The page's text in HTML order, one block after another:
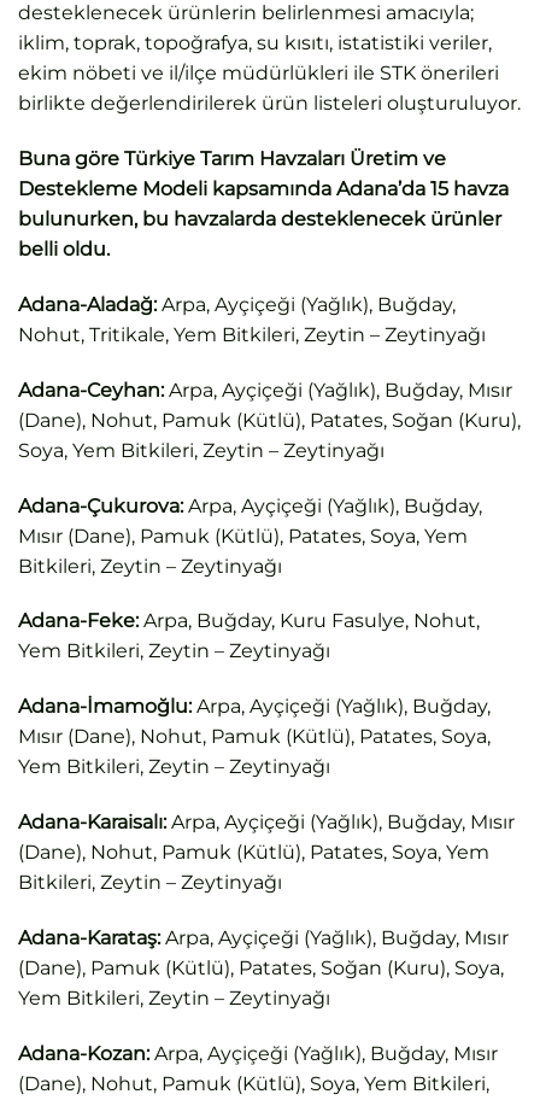
desteklenecek ürünlerin belirlenmesi amacıyla;
iklim, toprak, topoğrafya, su kısıtı, istatistiki veriler,
ekim nöbeti ve il/ilçe müdürlükleri ile STK önerileri
birlikte değerlendirilerek ürün listeleri oluşturuluyor.
Buna göre Türkiye Tarım Havzaları Üretim ve
Destekleme Modeli kapsamında Adana’da 15 havza
bulunurken, bu havzalarda desteklenecek ürünler
belli oldu.
Adana-Aladağ:Arpa, Ayçiçeği (Yağlık), Buğday,
Nohut, Tritikale, Yem Bitkileri, Zeytin – Zeytinyağı
Adana-Ceyhan:Arpa, Ayçiçeği (Yağlık), Buğday, Mısır
(Dane), Nohut, Pamuk (Kütlü), Patates, Soğan (Kuru),
Soya, Yem Bitkileri, Zeytin – Zeytinyağı
Adana-Çukurova:Arpa, Ayçiçeği (Yağlık), Buğday,
Mısır (Dane), Pamuk (Kütlü), Patates, Soya, Yem
Bitkileri, Zeytin – Zeytinyağı
Adana-Feke:Arpa, Buğday, Kuru Fasulye, Nohut,
Yem Bitkileri, Zeytin – Zeytinyağı
Adana-İmamoğlu:Arpa, Ayçiçeği (Yağlık), Buğday,
Mısır (Dane), Nohut, Pamuk (Kütlü), Patates, Soya,
Yem Bitkileri, Zeytin – Zeytinyağı
Adana-Karaisalı:Arpa, Ayçiçeği (Yağlık), Buğday, Mısır
(Dane), Nohut, Pamuk (Kütlü), Patates, Soya, Yem
Bitkileri, Zeytin – Zeytinyağı
Adana-Karataş:Arpa, Ayçiçeği (Yağlık), Buğday, Mısır
(Dane), Pamuk (Kütlü), Patates, Soğan (Kuru), Soya,
Yem Bitkileri, Zeytin – Zeytinyağı
Adana-Kozan:Arpa, Ayçiçeği (Yağlık), Buğday, Mısır
(Dane), Nohut, Pamuk (Kütlü), Soya, Yem Bitkileri,